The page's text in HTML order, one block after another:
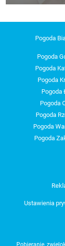
Pogoda
Pogoda
Pogoda
Pogoda
Pogoda
Pogoda
Pogoda
Pogoda
Pogoda
Ustawienia
Pobieranie,